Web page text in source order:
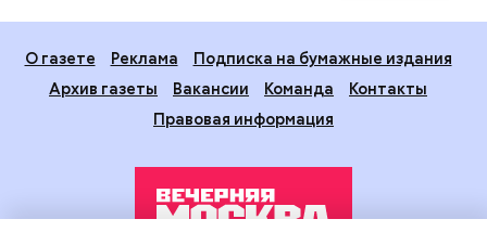
О газете Реклама
Подписка на бумажные издания
Архив газеты
Вакансии Команда
Контакты
Правовая информация